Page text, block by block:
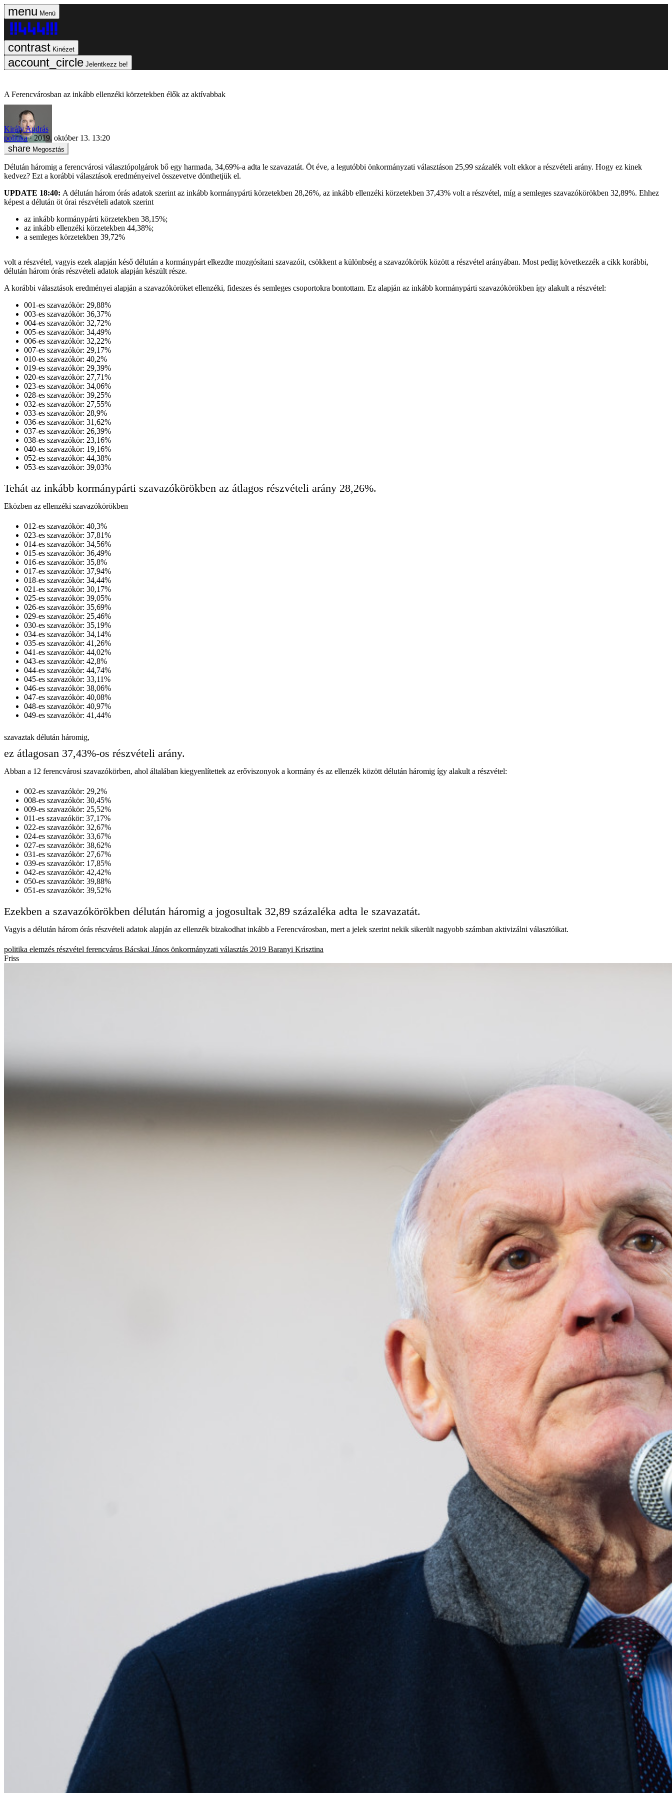
Menü
Kinézet
Jelentkezz be!
A Ferencvárosban az inkább ellenzéki körzetekben élők az aktívabbak
Király András
politika
2019. október 13. 13:20
Megosztás
Délután háromig a ferencvárosi választópolgárok bő egy harmada, 34,69%-a adta le szavazatát. Öt éve, a legutóbbi önkormányzati választáson 25,99 százalék volt ekkor a részvételi arány. Hogy ez kinek
kedvez? Ezt a korábbi választások eredményeivel összevetve dönthetjük el.
UPDATE 18:40: A délután három órás adatok szerint az inkább kormánypárti körzetekben 28,26%, az inkább ellenzéki körzetekben 37,43% volt a részvétel, míg a semleges szavazókörökben 32,89%. Ehhez
képest a délután öt órai részvételi adatok szerint
az inkább kormánypárti körzetekben 38,15%;
az inkább ellenzéki körzetekben 44,38%;
a semleges körzetekben 39,72%
volt a részvétel, vagyis ezek alapján késő délután a kormánypárt elkezdte mozgósítani szavazóit, csökkent a különbség a szavazókörök között a részvétel arányában. Most pedig következzék a cikk korábbi,
délután három órás részvételi adatok alapján készült része.
A korábbi választások eredményei alapján a szavazóköröket ellenzéki, fideszes és semleges csoportokra bontottam. Ez alapján az inkább kormánypárti szavazókörökben így alakult a részvétel:
001-es szavazókör: 29,88%
003-es szavazókör: 36,37%
004-es szavazókör: 32,72%
005-es szavazókör: 34,49%
006-es szavazókör: 32,22%
007-es szavazókör: 29,17%
010-es szavazókör: 40,2%
019-es szavazókör: 29,39%
020-es szavazókör: 27,71%
023-es szavazókör: 34,06%
028-es szavazókör: 39,25%
032-es szavazókör: 27,55%
033-es szavazókör: 28,9%
036-es szavazókör: 31,62%
037-es szavazókör: 26,39%
038-es szavazókör: 23,16%
040-es szavazókör: 19,16%
052-es szavazókör: 44,38%
053-es szavazókör: 39,03%
Tehát az inkább kormánypárti szavazókörökben az átlagos részvételi arány 28,26%.
Eközben az ellenzéki szavazókörökben
012-es szavazókör: 40,3%
023-es szavazókör: 37,81%
014-es szavazókör: 34,56%
015-es szavazókör: 36,49%
016-es szavazókör: 35,8%
017-es szavazókör: 37,94%
018-es szavazókör: 34,44%
021-es szavazókör: 30,17%
025-es szavazókör: 39,05%
026-es szavazókör: 35,69%
029-es szavazókör: 25,46%
030-es szavazókör: 35,19%
034-es szavazókör: 34,14%
035-es szavazókör: 41,26%
041-es szavazókör: 44,02%
043-es szavazókör: 42,8%
044-es szavazókör: 44,74%
045-es szavazókör: 33,11%
046-es szavazókör: 38,06%
047-es szavazókör: 40,08%
048-es szavazókör: 40,97%
049-es szavazókör: 41,44%
szavaztak délután háromig,
ez átlagosan 37,43%-os részvételi arány.
Abban a 12 ferencvárosi szavazókörben, ahol általában kiegyenlítettek az erőviszonyok a kormány és az ellenzék között délután háromig így alakult a részvétel:
002-es szavazókör: 29,2%
008-es szavazókör: 30,45%
009-es szavazókör: 25,52%
011-es szavazókör: 37,17%
022-es szavazókör: 32,67%
024-es szavazókör: 33,67%
027-es szavazókör: 38,62%
031-es szavazókör: 27,67%
039-es szavazókör: 17,85%
042-es szavazókör: 42,42%
050-es szavazókör: 39,88%
051-es szavazókör: 39,52%
Ezekben a szavazókörökben délután háromig a jogosultak 32,89 százaléka adta le szavazatát.
Vagyis a délután három órás részvételi adatok alapján az ellenzék bizakodhat inkább a Ferencvárosban, mert a jelek szerint nekik sikerült nagyobb számban aktivizálni választóikat.
politika elemzés részvétel ferencváros Bácskai János önkormányzati választás 2019 Baranyi Krisztina
Friss